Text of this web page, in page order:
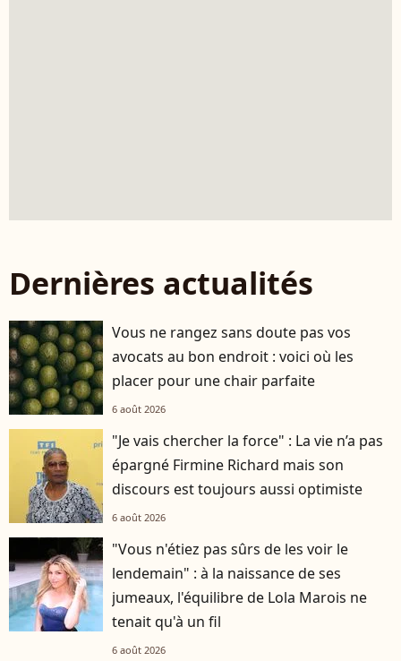
Dernières actualités
Vous ne rangez sans doute pas vos
avocats au bon endroit : voici où les
placer pour une chair parfaite
6 août 2026
"Je vais chercher la force" : La vie n’a pas
épargné Firmine Richard mais son
discours est toujours aussi optimiste
6 août 2026
"Vous n'étiez pas sûrs de les voir le
lendemain" : à la naissance de ses
jumeaux, l'équilibre de Lola Marois ne
tenait qu'à un fil
6 août 2026